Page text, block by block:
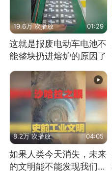
19.6万 次播放 01:29
这就是报废电动车电池不
能整块扔进熔炉的原因了
8.2万 次播放 04:05
如果人类今天消失，未来
的文明能不能发现我们存